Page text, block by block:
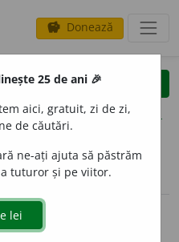
savings Donează
clear
opțiuni
25 de ani 🎉
aici, gratuit, zi de zi,
de căutări.
ne-ați ajuta să păstrăm
tuturor și pe viitor.